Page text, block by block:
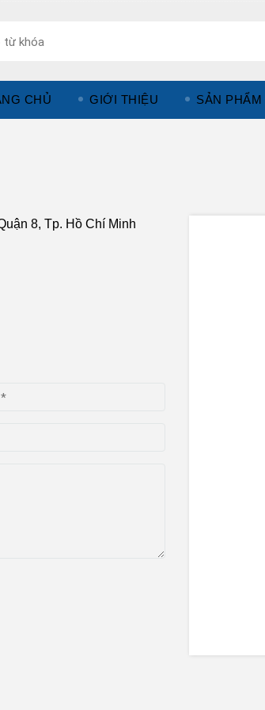
CHỦ GIỚI THIỆU SẢN PHẨM
8, Tp. Hồ Chí Minh